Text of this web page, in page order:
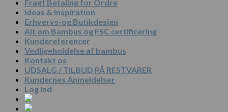
Fragt Betaling for Ordre
Ideas & Inspiration
Erhvervs-og Butikdesign
Alt om Bambus og FSC certificering
Kundereferencer
Vedligeholdelse af bambus
Kontakt os
UDSALG / TILBUD PÅ RESTVARER
Kundernes Anmeldelser
Log ind